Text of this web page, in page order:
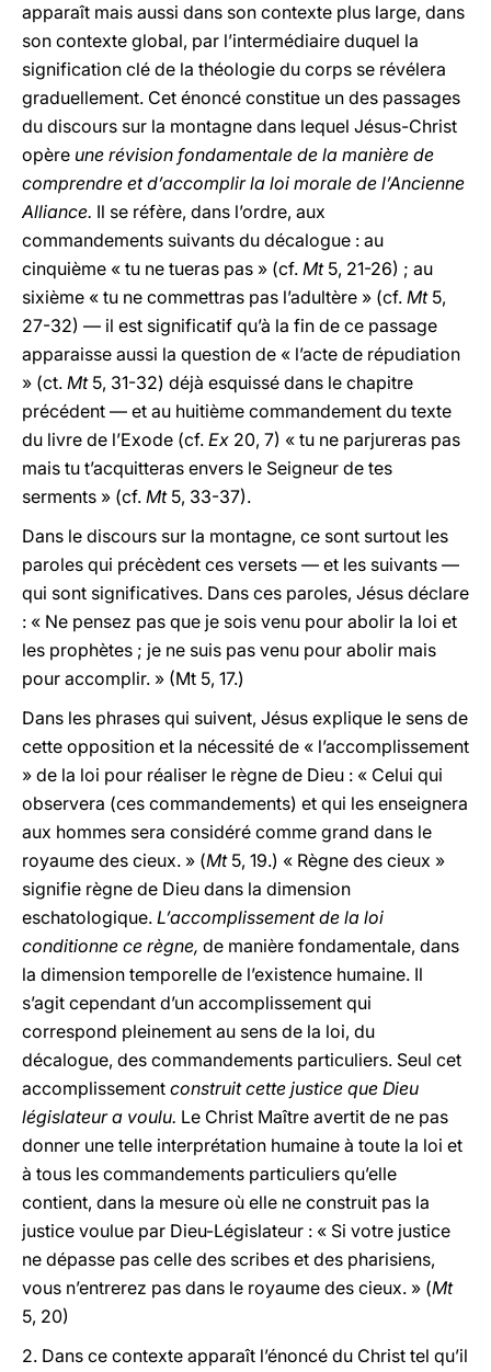
apparaît mais aussi dans son contexte plus large, dans
son contexte global, par l’intermédiaire duquel la
signification clé de la théologie du corps se révélera
graduellement. Cet énoncé constitue un des passages
du discours sur la montagne dans lequel Jésus-Christ
opère une révision fondamentale de la manière de
comprendre et d’accomplir la loi morale de l’Ancienne
Alliance. Il se réfère, dans l’ordre, aux
commandements suivants du décalogue : au
cinquième « tu ne tueras pas » (cf. Mt5, 21-26) ; au
sixième « tu ne commettras pas l’adultère » (cf. Mt5,
27-32) — il est significatif qu’à la fin de ce passage
apparaisse aussi la question de « l’acte de répudiation
» (ct. Mt5, 31-32) déjà esquissé dans le chapitre
précédent — et au huitième commandement du texte
du livre de l’Exode (cf. Ex 20, 7) « tu ne parjureras pas
mais tu t’acquitteras envers le Seigneur de tes
serments » (cf. Mt 5, 33-37).
Dans le discours sur la montagne, ce sont surtout les
paroles qui précèdent ces versets — et les suivants —
qui sont significatives. Dans ces paroles, Jésus déclare
: « Ne pensez pas que je sois venu pour abolir la loi et
les prophètes ; je ne suis pas venu pour abolir mais
pour accomplir. » (Mt 5, 17.)
Dans les phrases qui suivent, Jésus explique le sens de
cette opposition et la nécessité de « l’accomplissement
» de la loi pour réaliser le règne de Dieu : « Celui qui
observera (ces commandements) et qui les enseignera
aux hommes sera considéré comme grand dans le
royaume des cieux. » (Mt 5, 19.) « Règne des cieux »
signifie règne de Dieu dans la dimension
eschatologique. L’accomplissement de la loi
conditionne ce règne, de manière fondamentale, dans
la dimension temporelle de l’existence humaine. Il
s’agit cependant d’un accomplissement qui
correspond pleinement au sens de la loi, du
décalogue, des commandements particuliers. Seul cet
accomplissement construit cette justice que Dieu
législateur a voulu. Le Christ Maître avertit de ne pas
donner une telle interprétation humaine à toute la loi et
à tous les commandements particuliers qu’elle
contient, dans la mesure où elle ne construit pas la
justice voulue par Dieu-Législateur : « Si votre justice
ne dépasse pas celle des scribes et des pharisiens,
vous n’entrerez pas dans le royaume des cieux. » (Mt
5, 20)
2. Dans ce contexte apparaît l’énoncé du Christ tel qu’il